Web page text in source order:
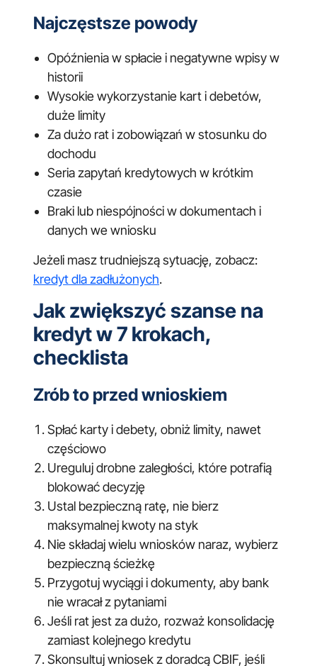
Najczęstsze powody
Opóźnienia w spłacie i negatywne wpisy w
historii
Wysokie wykorzystanie kart i debetów,
duże limity
Za dużo rat i zobowiązań w stosunku do
dochodu
Seria zapytań kredytowych w krótkim
czasie
Braki lub niespójności w dokumentach i
danych we wniosku
Jeżeli masz trudniejszą sytuację, zobacz:
kredyt dla zadłużonych.
Jak zwiększyć szanse na
kredyt w 7 krokach,
checklista
Zrób to przed wnioskiem
Spłać karty i debety, obniż limity, nawet
częściowo
Ureguluj drobne zaległości, które potrafią
blokować decyzję
Ustal bezpieczną ratę, nie bierz
maksymalnej kwoty na styk
Nie składaj wielu wniosków naraz, wybierz
bezpieczną ścieżkę
Przygotuj wyciągi i dokumenty, aby bank
nie wracał z pytaniami
Jeśli rat jest za dużo, rozważ konsolidację
zamiast kolejnego kredytu
Skonsultuj wniosek z doradcą CBIF, jeśli